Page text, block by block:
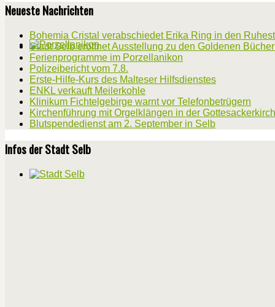
Neueste Nachrichten
Bohemia Cristal verabschiedet Erika Ring in den
Stadt Selb eröffnet Ausstellung zu den Goldenen
Ferienprogramme im Porzellanikon
Polizeibericht vom 7.8.
Erste-Hilfe-Kurs des Malteser Hilfsdienstes
ENKL verkauft Meilerkohle
Klinikum Fichtelgebirge warnt vor Telefonbetrügern
Kirchenführung mit Orgelklängen in der
Blutspendedienst am 2. September in Selb
Infos der Stadt Selb